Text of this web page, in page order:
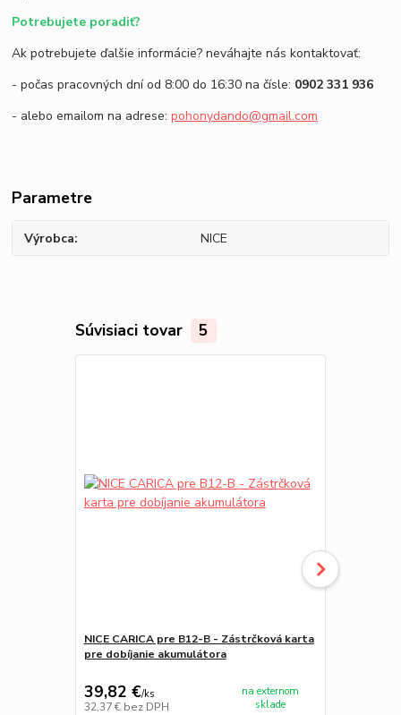
Potrebujete poradiť?
Ak potrebujete ďalšie informácie? neváhajte nás kontaktovať:
- počas pracovných dní od 8:00 do 16:30 na čísle: 0902 331 936
- alebo emailom na adrese:pohonydando@gmail.com
Parametre
Výrobca NICE
Súvisiaci tovar 5
NICE CARICA pre B12-B - Zástrčková karta
pre dobíjanie akumulátora
39,82 €/ks
32,37 € bez DPH
na externom
sklade